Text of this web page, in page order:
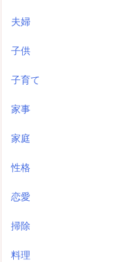
夫婦
子供
子育て
家事
家庭
性格
恋愛
掃除
料理